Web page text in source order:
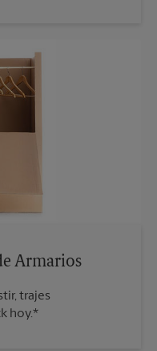
Armarios
trajes
hoy.*